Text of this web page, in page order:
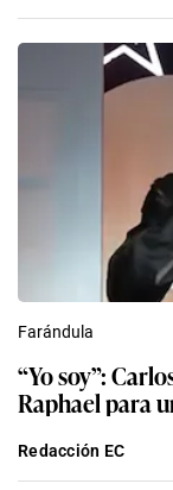
Farándula
“Yo soy”:
Raphael para
Redacción EC